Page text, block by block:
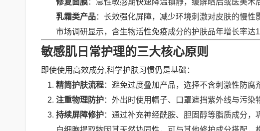
修复面膜：急性敏感期快速降温镇静，缓解晒后或医美术
乳霜类产品：长效强化屏障，减少环境刺激对皮肤的慢性
市场调研显示，含生物活性免疫成分的护肤品年增长率达
敏感肌日常护理的三大核心原则
即使使用高效成分,科学护肤习惯仍是基础：
精简护肤流程：避免过度叠加产品，选择不含刺激性防腐
注重物理防护：外出时使用帽子、口罩遮挡紫外线与污染
持续屏障修护：通过补充神经酰胺、胆固醇等脂质成分，